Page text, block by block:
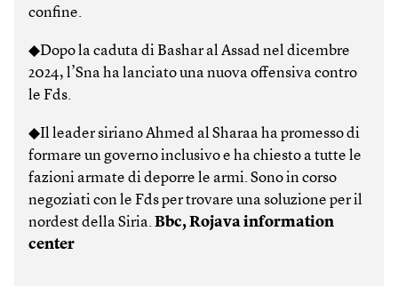
confine.
◆Dopo la caduta di Bashar al Assad nel dicembre
2024, l’Sna ha lanciato una nuova offensiva contro
le Fds.
◆Il leader siriano Ahmed al Sharaa ha promesso di
formare un governo inclusivo e ha chiesto a tutte le
fazioni armate di deporre le armi. Sono in corso
negoziati con le Fds per trovare una soluzione per il
nordest della Siria.Bbc, Rojava information
center